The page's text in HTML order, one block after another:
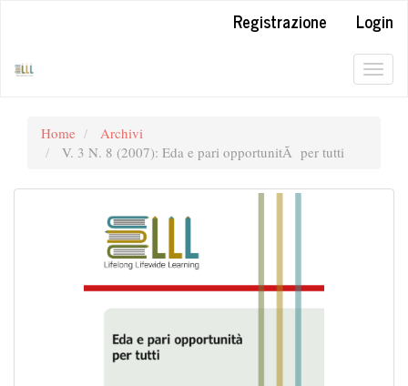
Registrazione
Login
Home
Archivi
V. 3 N. 8 (2007): Eda e pari opportunitÃ per tutti